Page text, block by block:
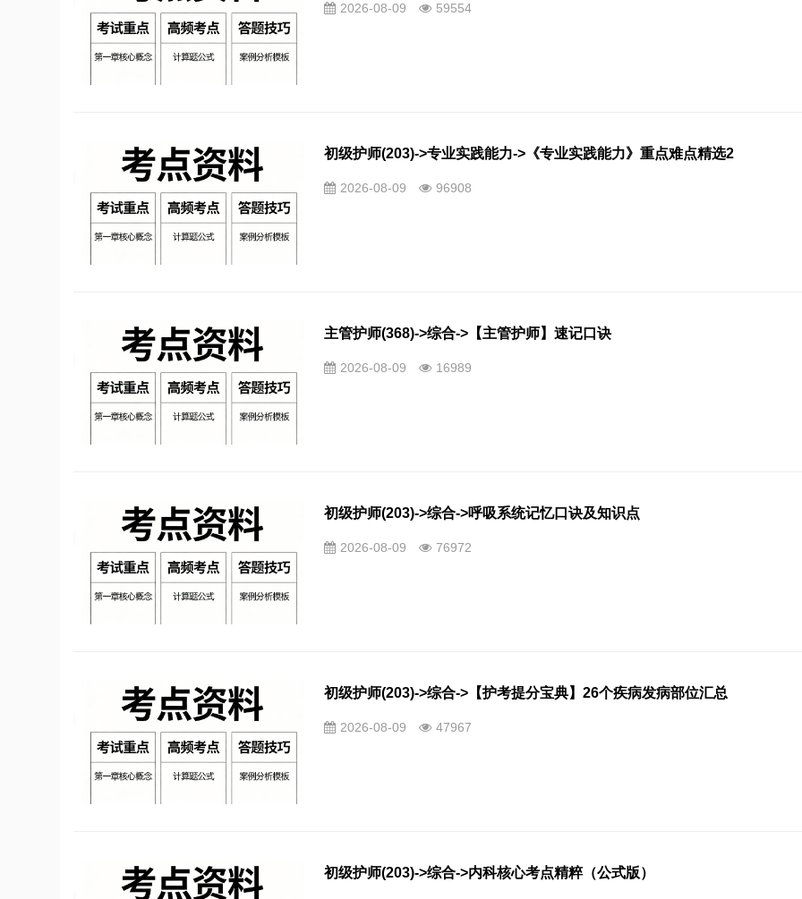
2026-08-09 59554
初级护师(203)->专业实践能力->《专业实践能力》重点难点精选2
2026-08-09 96908
主管护师(368)->综合->【主管护师】速记口诀
2026-08-09 16989
初级护师(203)->综合->呼吸系统记忆口诀及知识点
2026-08-09 76972
初级护师(203)->综合->【护考提分宝典】26个疾病发病部位汇总
2026-08-09 47967
初级护师(203)->综合->内科核心考点精粹（公式版）